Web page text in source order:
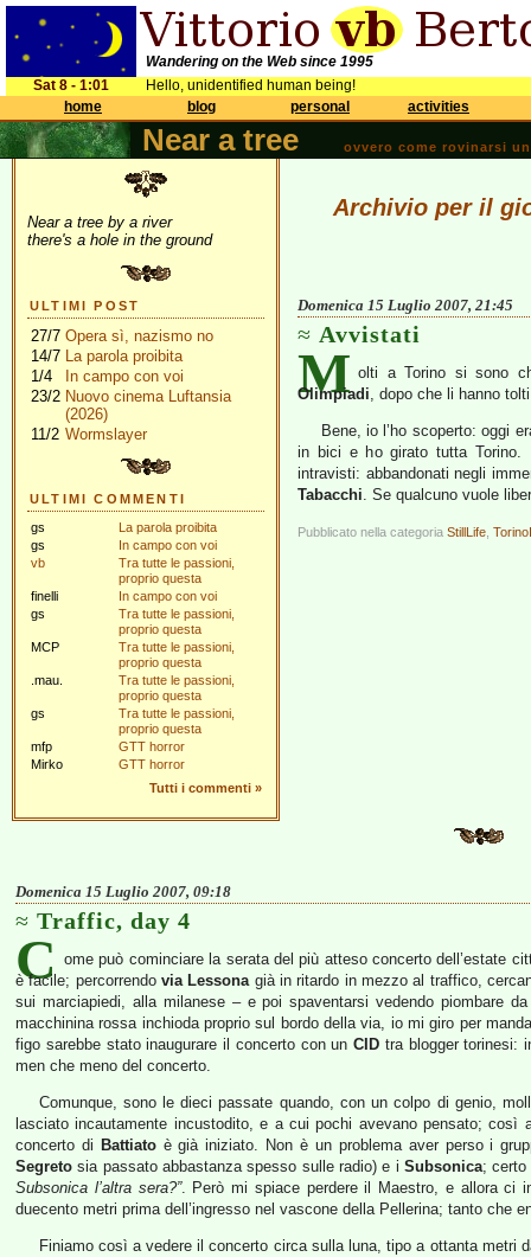
Wandering on the Web since 1995
Sat 8 - 1:01
Hello, unidentified human being!
home
blog personal activities
Near a tree ovvero come rovinarsi
Near a tree by a river
there's a hole in the ground
ULTIMI POST
27/7 Opera sì, nazismo no
14/7 La parola proibita
1/4
In campo con voi
23/2 Nuovo cinema Luftansia
(2026)
11/2 Wormslayer
ULTIMI COMMENTI
gs
La parola proibita
gs
In campo con voi
vb
Tra tutte le passioni,
proprio questa
finelli
In campo con voi
gs
Tra tutte le passioni,
proprio questa
MCP
Tra tutte le passioni,
proprio questa
.mau.
Tra tutte le passioni,
proprio questa
gs
Tra tutte le passioni,
proprio questa
mfp
GTT horror
Mirko
GTT horror
Tutti i commenti »
Archivio per il
Domenica 15 Luglio 2007, 21:45
Avvistati
M olti a Torino si sono
Olimpiadi, dopo che li hanno
Bene, io l’ho scoperto: oggi
in bici e ho girato tutta
intravisti: abbandonati negli
Tabacchi. Se qualcuno vuole
Pubblicato nella categoria StillLife
Domenica 15 Luglio 2007, 09:18
Traffic, day 4
C ome può cominciare la serata del più atteso concerto dell’estate
è facile; percorrendo via Lessonagià in ritardo in mezzo al traffico,
sui marciapiedi, alla milanese – e poi spaventarsi vedendo piombare
macchinina rossa inchioda proprio sul bordo della via, io mi giro per
figo sarebbe stato inaugurare il concerto con unCID tra blogger torinesi:
men che meno del concerto.
Comunque, sono le dieci passate quando, con un colpo di genio,
lasciato incautamente incustodito, e a cui pochi avevano pensato;
concerto di Battiatoè già iniziato. Non è un problema aver perso i
Segreto sia passato abbastanza spesso sulle radio) e iSubsonica; certo
Subsonica l’altra sera?”. Però mi spiace perdere il Maestro, e allora ci
duecento metri prima dell’ingresso nel vascone della Pellerina; tanto che
Finiamo così a vedere il concerto circa sulla luna, tipo a ottanta metri